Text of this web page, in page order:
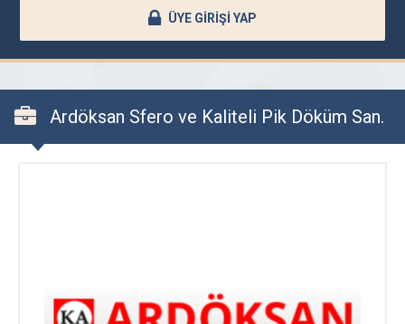
ÜYE GİRİŞİ YAP
Ardöksan Sfero ve Kaliteli Pik Döküm San.